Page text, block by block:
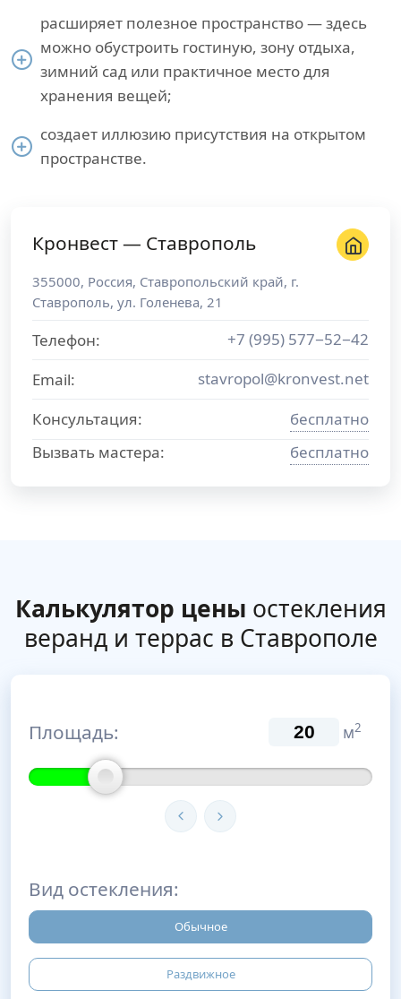
расширяет полезное пространство — здесь
можно обустроить гостиную, зону отдыха,
зимний сад или практичное место для
хранения вещей;
создает иллюзию присутствия на открытом
пространстве.
Кронвест — Ставрополь
355000, Россия, Ставропольский край, г.
Ставрополь, ул. Голенева, 21
Телефон:
+7 (995) 577−52−42
Email:
stavropol@kronvest.net
Консультация:
бесплатно
Вызвать мастера:
бесплатно
Калькулятор цены остекления
веранд и террас в Ставрополе
Площадь: м2
Вид остекления:
Обычное
Раздвижное